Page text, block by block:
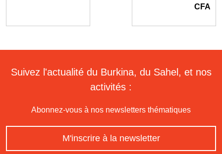
CFA
Suivez l'actualité du Burkina, du Sahel, et nos
activités :
Abonnez-vous à nos newsletters thématiques
M'inscrire à la newsletter